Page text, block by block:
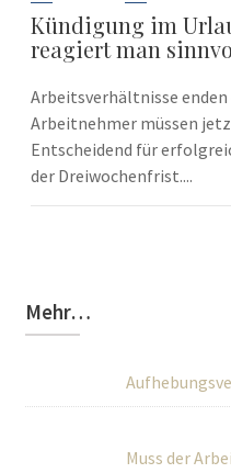
Kündigung im
reagiert man
Arbeitsverhältnisse
Arbeitnehmer müssen
Entscheidend für
der Dreiwochenfrist....
Mehr…
Muss der